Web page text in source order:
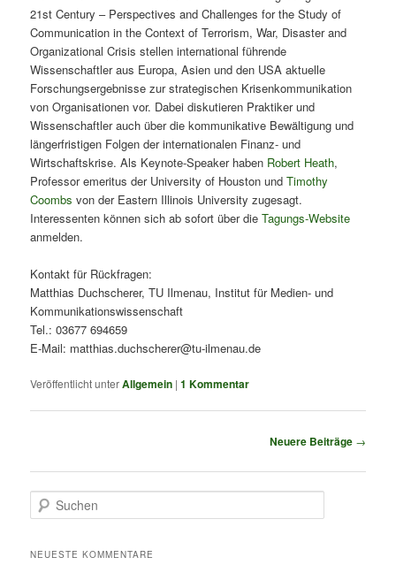
21st Century – Perspectives and Challenges for the Study of
Communication in the Context of Terrorism, War, Disaster and
Organizational Crisis stellen international führende
Wissenschaftler aus Europa, Asien und den USA aktuelle
Forschungsergebnisse zur strategischen Krisenkommunikation
von Organisationen vor. Dabei diskutieren Praktiker und
Wissenschaftler auch über die kommunikative Bewältigung und
längerfristigen Folgen der internationalen Finanz- und
Wirtschaftskrise. Als Keynote-Speaker haben Robert Heath,
Professor emeritus der University of Houston undTimothy
Coombs von der Eastern Illinois University zugesagt.
Interessenten können sich ab sofort über dieTagungs-Website
anmelden.
Kontakt für Rückfragen:
Matthias Duchscherer, TU Ilmenau, Institut für Medien- und
Kommunikationswissenschaft
Tel.: 03677 694659
E-Mail: matthias.duchscherer@tu-ilmenau.de
Veröffentlicht unterAllgemein |1 Kommentar
Neuere Beiträge →
u
h
NEUESTE KOMMENTARE